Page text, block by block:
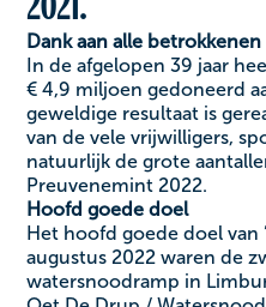
Dank aan alle betrokkenen
In de afgelopen 39 jaar
€ 4,9 miljoen gedoneerd
geweldige resultaat is
van de vele vrijwilligers,
natuurlijk de grote
Preuvenemint 2022.
Hoofd goede doel
Het hoofd goede doel van
augustus 2022 waren de
watersnoodramp in